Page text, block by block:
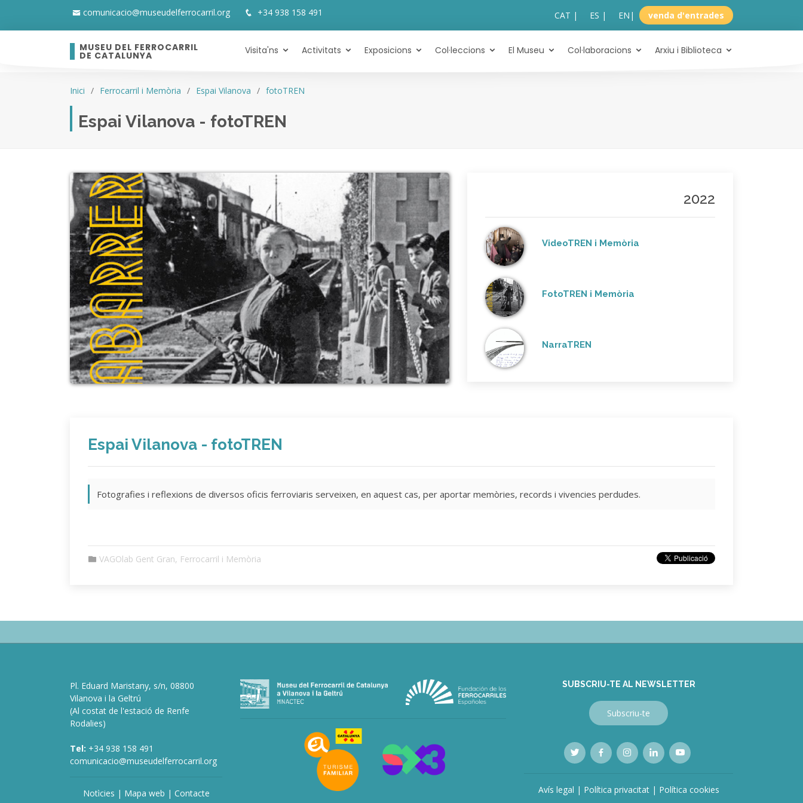
comunicacio@museudelferrocarril.org +34 938 158 491 CAT | ES | EN | venda d'entrades
MUSEU DEL FERROCARRIL
DE CATALUNYA Visita'ns Activitats Exposicions Col·leccions El Museu Col·laboracions Arxiu i Biblioteca
Inici Ferrocarril i Memòria Espai Vilanova fotoTREN
Espai Vilanova - fotoTREN
2022
VideoTREN i Memòria
FotoTREN i Memòria
NarraTREN
Espai Vilanova - fotoTREN
Fotografies i reflexions de diversos oficis ferroviaris serveixen, en aquest cas, per aportar memòries, records i vivencies perdudes.
VAGOlab Gent Gran, Ferrocarril i Memòria
Pl. Eduard Maristany, s/n, 08800
Vilanova i la Geltrú
(Al costat de l'estació de Renfe
Rodalies)
Tel: +34 938 158 491
comunicacio@museudelferrocarril.org
Notìcies | Mapa web | Contacte
deneme
bonusu
SUBSCRIU-TE AL NEWSLETTER
Subscriu-te
Avís legal | Política privacitat| Política cookies